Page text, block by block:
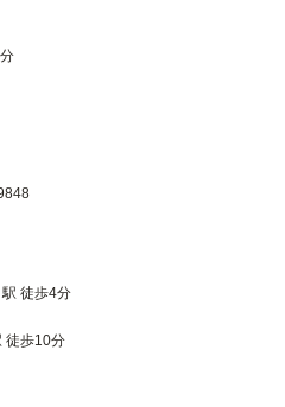
徒歩4分
徒歩10分